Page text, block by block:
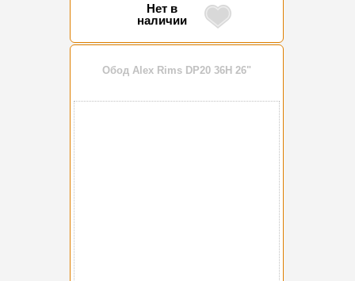
Нет в
наличии
Обод Alex Rims DP20 36H 26"